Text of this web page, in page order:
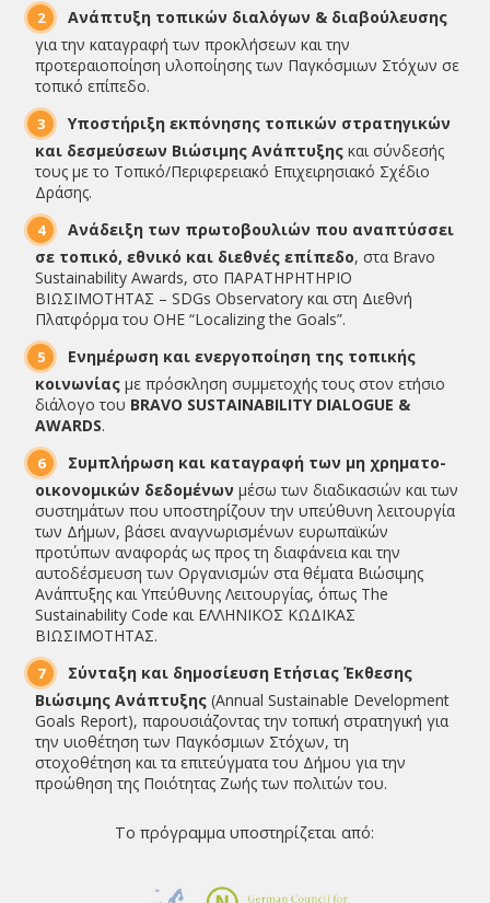
Ανάπτυξη τοπικών διαλόγων & διαβούλευσης
για την καταγραφή των προκλήσεων και την
προτεραιοποίηση υλοποίησης των Παγκόσμιων Στόχων σε
τοπικό επίπεδο.
Υποστήριξη εκπόνησης τοπικών στρατηγικών
και δεσμεύσεων Βιώσιμης Ανάπτυξης και σύνδεσής
τους με το Τοπικό/Περιφερειακό Επιχειρησιακό Σχέδιο
Δράσης.
Ανάδειξη των πρωτοβουλιών που αναπτύσσει
σε τοπικό, εθνικό και διεθνές επίπεδο, στα Bravo
Sustainability Awards, στο ΠΑΡΑΤΗΡΗΤΗΡΙΟ
ΒΙΩΣΙΜΟΤΗΤΑΣ – SDGs Observatory και στη Διεθνή
Πλατφόρμα του ΟΗΕ “Localizing the Goals”.
Ενημέρωση και ενεργοποίηση της τοπικής
κοινωνίας με πρόσκληση συμμετοχής τους στον ετήσιο
διάλογο του BRAVO SUSTAINABILITY DIALOGUE &
AWARDS.
Συμπλήρωση και καταγραφή των μη χρηματο-
οικονομικών δεδομένων μέσω των διαδικασιών και των
συστημάτων που υποστηρίζουν την υπεύθυνη λειτουργία
των Δήμων, βάσει αναγνωρισμένων ευρωπαϊκών
προτύπων αναφοράς ως προς τη διαφάνεια και την
αυτοδέσμευση των Οργανισμών στα θέματα Βιώσιμης
Ανάπτυξης και Υπεύθυνης Λειτουργίας, όπως The
Sustainability Code και EΛΛΗΝΙΚΟΣ ΚΩΔΙΚΑΣ
ΒΙΩΣΙΜΟΤΗΤΑΣ.
Σύνταξη και δημοσίευση Ετήσιας Έκθεσης
Βιώσιμης Ανάπτυξης (Annual Sustainable Development
Goals Report), παρουσιάζοντας την τοπική στρατηγική για
την υιοθέτηση των Παγκόσμιων Στόχων, τη
στοχοθέτηση και τα επιτεύγματα του Δήμου για την
προώθηση της Ποιότητας Ζωής των πολιτών του.
Το πρόγραμμα υποστηρίζεται από: